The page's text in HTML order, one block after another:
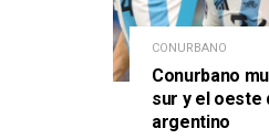
CONURBANO
Conurbano
sur y el oeste
argentino